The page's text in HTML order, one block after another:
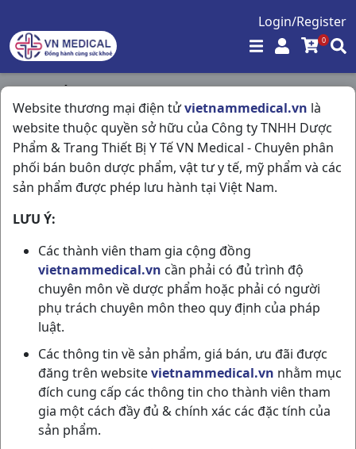
Login/Register
0
Website thương mại điện tửvietnammedical.vn là
website thuộc quyền sở hữu của Công ty TNHH Dược
Phẩm & Trang Thiết Bị Y Tế VN Medical - Chuyên phân
phối bán buôn dược phẩm, vật tư y tế, mỹ phẩm và các
sản phẩm được phép lưu hành tại Việt Nam.
LƯU Ý:
Các thành viên tham gia cộng đồng
vietnammedical.vn cần phải có đủ trình độ
chuyên môn về dược phẩm hoặc phải có người
phụ trách chuyên môn theo quy định của pháp
luật.
Các thông tin về sản phẩm, giá bán, ưu đãi được
đăng trên websitevietnammedical.vn nhằm mục
đích cung cấp các thông tin cho thành viên tham
gia một cách đầy đủ & chính xác các đặc tính của
sản phẩm.
Trang chủ / Đông Dược /
Kim Tiền Thảo C100vbđ OPC